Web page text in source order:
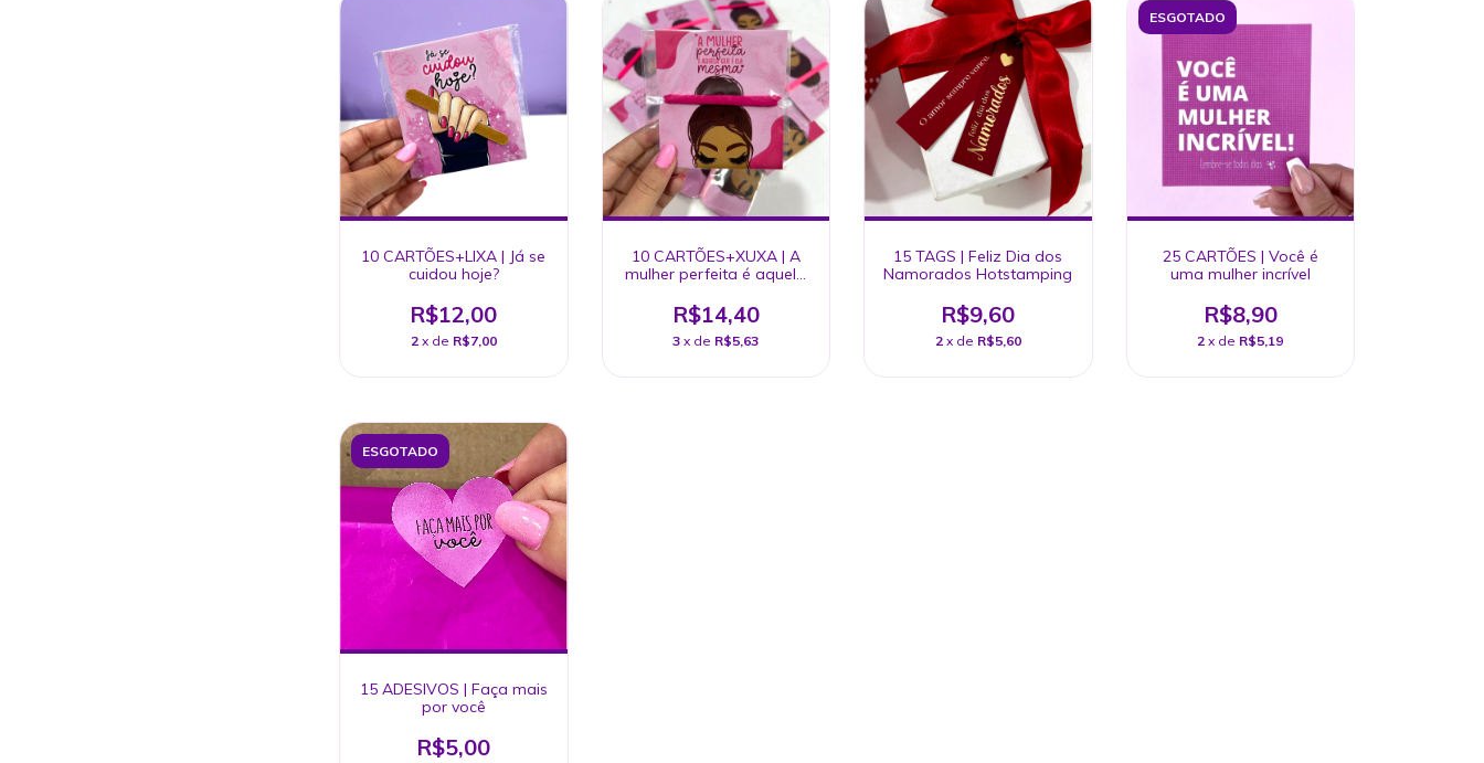
10 CARTÕES+LIXA | Já se
cuidou hoje?
R$12,00
2 x de R$7,00
10 CARTÕES+XUXA | A
mulher perfeita é aquela
R$14,40
3 x de R$5,63
15 TAGS | Feliz Dia dos
Namorados Hotstamping
R$9,60
2 x de R$5,60
ESGOTADO
25 CARTÕES | Você é
uma mulher incrível
R$8,90
2 x de R$5,19
ESGOTADO
15 ADESIVOS | Faça mais
por você
R$5,00